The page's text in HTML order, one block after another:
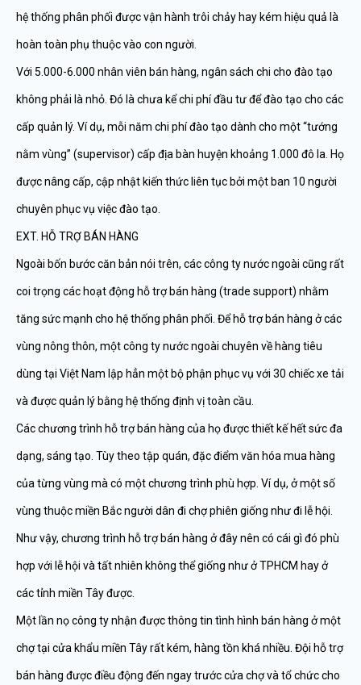
hệ thống phân phối được vận hành trôi chảy hay kém hiệu quả là
hoàn toàn phụ thuộc vào con người.
Với 5.000-6.000 nhân viên bán hàng, ngân sách chi cho đào tạo
không phải là nhỏ. Đó là chưa kể chi phí đầu tư để đào tạo cho các
cấp quản lý. Ví dụ, mỗi năm chi phí đào tạo dành cho một “tướng
nằm vùng” (supervisor) cấp địa bàn huyện khoảng 1.000 đô la. Họ
được nâng cấp, cập nhật kiến thức liên tục bởi một ban 10 người
chuyên phục vụ việc đào tạo.
EXT. HỖ TRỢ BÁN HÀNG
Ngoài bốn bước căn bản nói trên, các công ty nước ngoài cũng rất
coi trọng các hoạt động hỗ trợ bán hàng (trade support) nhằm
tăng sức mạnh cho hệ thống phân phối. Để hỗ trợ bán hàng ở các
vùng nông thôn, một công ty nước ngoài chuyên về hàng tiêu
dùng tại Việt Nam lập hẳn một bộ phận phục vụ với 30 chiếc xe tải
và được quản lý bằng hệ thống định vị toàn cầu.
Các chương trình hỗ trợ bán hàng của họ được thiết kế hết sức đa
dạng, sáng tạo. Tùy theo tập quán, đặc điểm văn hóa mua hàng
của từng vùng mà có một chương trình phù hợp. Ví dụ, ở một số
vùng thuộc miền Bắc người dân đi chợ phiên giống như đi lễ hội.
Như vậy, chương trình hỗ trợ bán hàng ở đây nên có cái gì đó phù
hợp với lễ hội và tất nhiên không thể giống như ở TPHCM hay ở
các tỉnh miền Tây được.
Một lần nọ công ty nhận được thông tin tình hình bán hàng ở một
chợ tại cửa khẩu miền Tây rất kém, hàng tồn khá nhiều. Đội hỗ trợ
bán hàng được điều động đến ngay trước cửa chợ và tổ chức cho